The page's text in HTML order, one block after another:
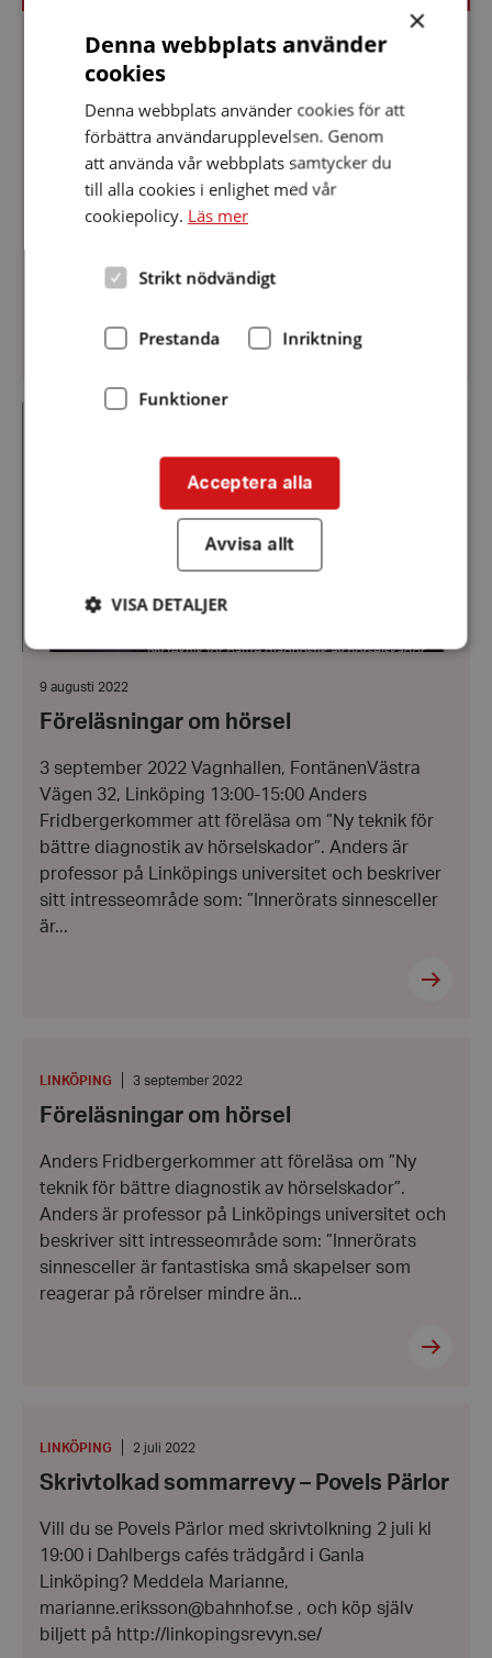
10 oktober 2022
Föreläsning om kognition och hörsel på
hörselskadades dag
Kom och lyssna på Henrik Danielsson. På
hörselskadades dag kommer Henrik Danielsson,
professor vid Linköpings unoversitet, och
kommunikationen för den som har en
hörselnedsättning. Varmt välkomna!
Föreläsningar
Datum:
augusti
9 augusti 2022
Föreläsningar om hörsel
3 september 2022 Vagnhallen, FontänenVästra
Vägen 32, Linköping 13:00-15:00 Anders
Fridbergerkommer att föreläsa om ”Ny teknik för
bättre diagnostik av hörselskador”. Anders är
professor på Linköpings universitet och beskriver
sitt intresseområde som: ”Innerörats sinnesceller
är...
hörsel
PLATS:
LINKÖPING
Datum:
september
3 september 2022
Föreläsningar om hörsel
Anders Fridbergerkommer att föreläsa om ”Ny
teknik för bättre diagnostik av hörselskador”.
Anders är professor på Linköpings universitet och
beskriver sitt intresseområde som: ”Innerörats
sinnesceller är fantastiska små skapelser som
reagerar på rörelser mindre än...
Pärlor
PLATS:
LINKÖPING
Datum:
juli
2 juli 2022
Skrivtolkad sommarrevy – Povels Pärlor
Vill du se Povels Pärlor med skrivtolkning 2 juli kl
19:00 i Dahlbergs cafés trädgård i Ganla
Linköping? Meddela Marianne,
marianne.eriksson@bahnhof.se , och köp själv
biljett på http://linkopingsrevyn.se/
×
Denna webbplats använder
cookies
Denna webbplats använder cookies för att
förbättra användarupplevelsen. Genom
att använda vår webbplats samtycker du
till alla cookies i enlighet med vår
cookiepolicy. Läs mer
Strikt nödvändigt
Prestanda Inriktning
Funktioner
Acceptera alla
Avvisa allt
VISA DETALJER
Strikt nödvändigt
Funktioner
Strikt nödvändiga kakor tillåter
kärnwebbplatsfunktioner som användarinloggning
och kontohantering. Webbplatsen kan inte
användas ordentligt utan strikt nödvändiga cookies.
Namn
Leverantör
Domän
hrf-popup-closed-*
hrf.se
wordpress_test_cookie
PHPSESSID
PHP.net
hrf.se
VISITOR_PRIVACY_METADATA
Google
Privacy Policy